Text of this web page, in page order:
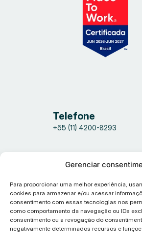
Gerenciar
Para proporcionar uma melhor experiência,
cookies para armazenar e/ou acessar
consentimento com essas tecnologias nos
como comportamento da navegação ou IDs
consentimento ou a revogação do
negativamente determinados recursos e
Telefone
+55 (11) 4200-8293
Endereço
89.221-650 – Joinville – SC
Horário de
atendimento